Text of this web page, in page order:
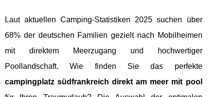
Laut aktuellen Camping-Statistiken 2025 suchen über
68% der deutschen Familien gezielt nach Mobilheimen
mit direktem Meerzugang und hochwertiger
Poollandschaft. Wie finden Sie das perfekte
campingplatz südfrankreich direkt am meer mit pool